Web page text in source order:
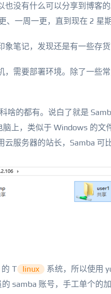
也没有什么可以分享到博客
、一周一更，直到现在 2 星
笔记，发现还是有一些存货
需要部署环境。除了一些
啥的都有。说白了就是
上，类似于 Windows 的
服务器的站长，Samba
T linux
系统，所以使用
samba 账号，手工单个的